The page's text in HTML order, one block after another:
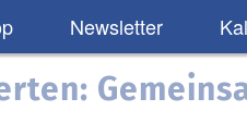
Newsletter